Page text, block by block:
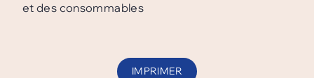
et des consommables
IMPRIMER